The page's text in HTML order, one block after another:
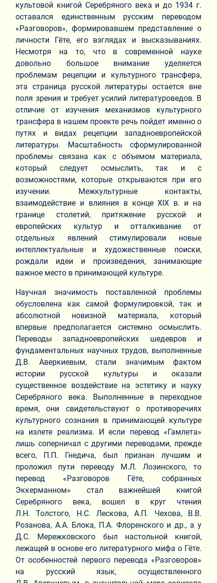
культовой книгой Серебряного века и до 1934 г.
оставался единственным русским переводом
«Разговоров», формировавшем представление о
личности Гёте, его взглядах и высказываниях.
Несмотря на то, что в современной науке
довольно большое внимание уделяется
проблемам рецепции и культурного трансфера,
эта страница русской литературы остается вне
поля зрения и требует усилий литературоведов. В
отличие от изучения механизмов культурного
трансфера в нашем проекте речь пойдет именно о
путях и видах рецепции западноевропейской
литературы. Масштабность сформулированной
проблемы связана как с объемом материала,
который следует осмыслить, так и с
возможностями, которые открываются при его
изучении. Межкультурные контакты,
взаимодействие и влияния в концеXIX в. и на
границе столетий, притяжение русской и
европейских культур и отталкивание от
отдельных явлений стимулировали новые
интеллектуальные и художественные поиски,
рождали идеи и произведения, занимающие
важное место в принимающей культуре.
Научная значимость поставленной проблемы
обусловлена как самой формулировкой, так и
абсолютной новизной материала, который
впервые предполагается системно осмыслить.
Переводы западноевропейских шедевров и
фундаментальных научных трудов, выполненные
Д.В. Аверкиевым, стали значимым фактом
истории русской культуры и оказали
существенное воздействие на эстетику и науку
Серебряного века. Выполненные в переходное
время, они свидетельствуют о противоречиях
культурного сознания в принимающей культуре
на излете реализма. И если перевод «Гамлета»
лишь соперничал с другими переводами, прежде
всего, П.П. Гнедича, был признан лучшим и
проложил пути переводу М.Л. Лозинского, то
перевод «Разговоров Гёте, собранных
Эккерманном» стал важнейшей книгой
Серебряного века, вошел в круг чтения
Л.Н. Толстого, Н.С. Лескова, А.П. Чехова, В.В.
Розанова, А.А. Блока, П.А. Флоренского и др., а у
Д.С. Мережковского был настольной книгой,
лежащей в основе его литературного мифа о Гёте.
От особенностей первого перевода «Разговоров»
на русский язык, осуществленного